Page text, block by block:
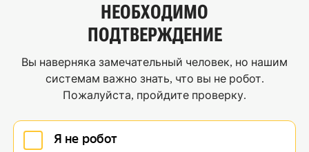
НЕОБХОДИМО
ПОДТВЕРЖДЕНИЕ
Вы наверняка замечательный человек, но нашим
системам важно знать, что вы не робот.
Пожалуйста, пройдите проверку.